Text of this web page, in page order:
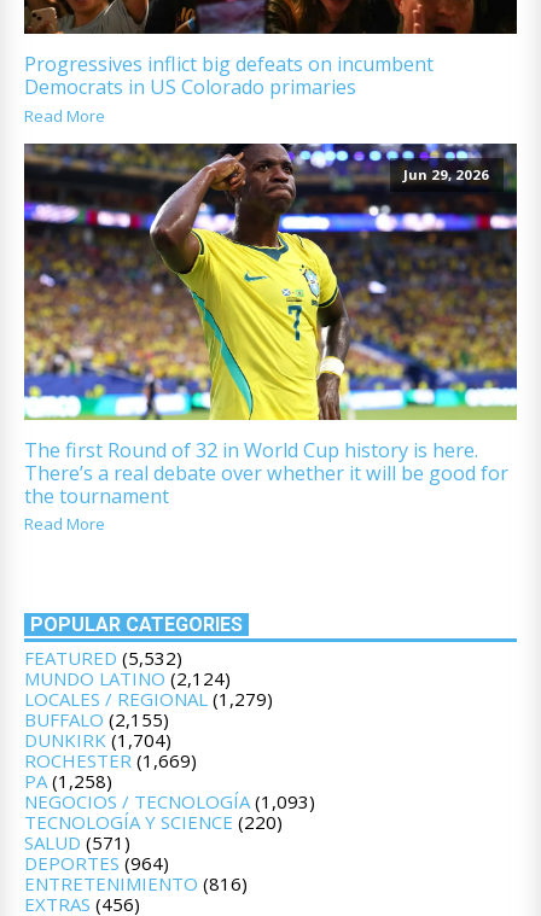
Progressives inflict big defeats on incumbent
Democrats in US Colorado primaries
Read More
Jun 29, 2026
The first Round of 32 in World Cup history is here.
There’s a real debate over whether it will be good for
the tournament
Read More
POPULAR CATEGORIES
FEATURED (5,532)
MUNDO LATINO (2,124)
LOCALES / REGIONAL (1,279)
BUFFALO (2,155)
DUNKIRK (1,704)
ROCHESTER (1,669)
PA (1,258)
NEGOCIOS / TECNOLOGÍA (1,093)
TECNOLOGÍA Y SCIENCE (220)
SALUD (571)
DEPORTES (964)
ENTRETENIMIENTO (816)
EXTRAS (456)